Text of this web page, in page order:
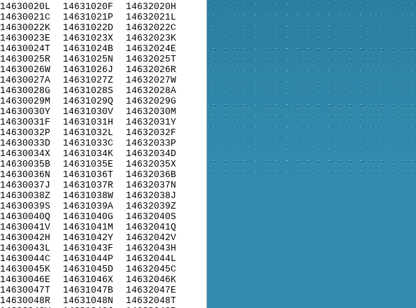
14630020L
14630021C
14630022K
14630023E
14630024T
14630025R
14630026W
14630027A
14630028G
14630029M
14630030Y
14630031F
14630032P
14630033D
14630034X
14630035B
14630036N
14630037J
14630038Z
14630039S
14630040Q
14630041V
14630042H
14630043L
14630044C
14630045K
14630046E
14630047T
14630048R
14631020F
14631021P
14631022D
14631023X
14631024B
14631025N
14631026J
14631027Z
14631028S
14631029Q
14631030V
14631031H
14631032L
14631033C
14631034K
14631035E
14631036T
14631037R
14631038W
14631039A
14631040G
14631041M
14631042Y
14631043F
14631044P
14631045D
14631046X
14631047B
14631048N
14632020H
14632021L
14632022C
14632023K
14632024E
14632025T
14632026R
14632027W
14632028A
14632029G
14632030M
14632031Y
14632032F
14632033P
14632034D
14632035X
14632036B
14632037N
14632038J
14632039Z
14632040S
14632041Q
14632042V
14632043H
14632044L
14632045C
14632046K
14632047E
14632048T